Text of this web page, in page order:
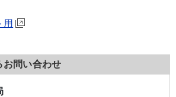
用
お問い合わせ